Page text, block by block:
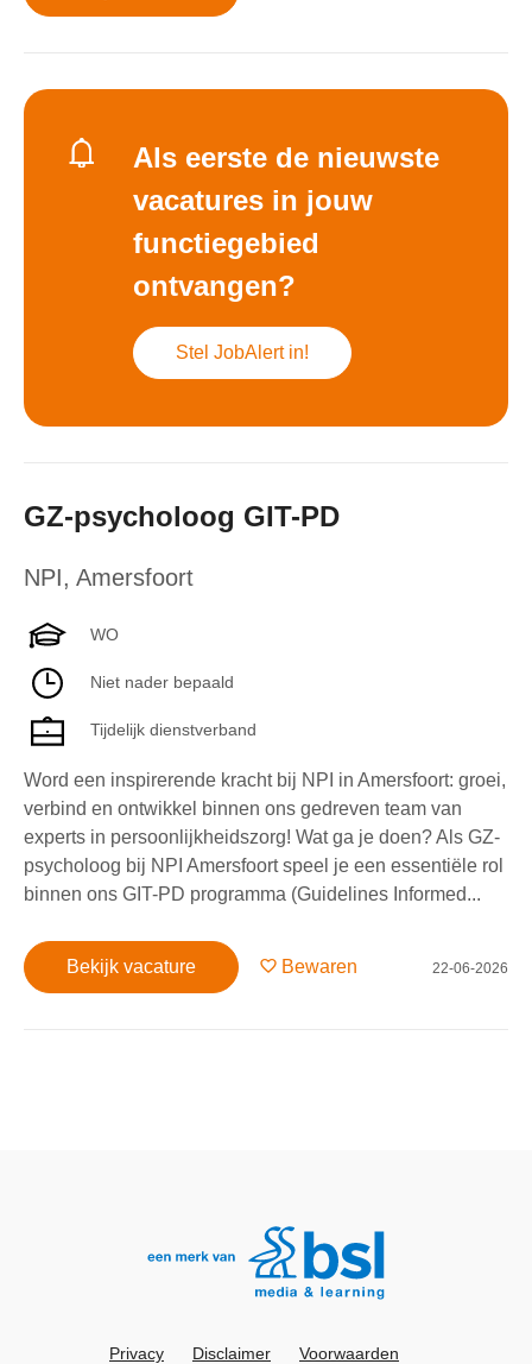
Als eerste de nieuwste
vacatures in jouw
functiegebied
ontvangen?
Stel JobAlert in!
GZ-psycholoog GIT-PD
NPI, Amersfoort
WO
Niet nader bepaald
Tijdelijk dienstverband
Word een inspirerende kracht bij NPI in Amersfoort: groei,
verbind en ontwikkel binnen ons gedreven team van
experts in persoonlijkheidszorg! Wat ga je doen? Als GZ-
psycholoog bij NPI Amersfoort speel je een essentiële rol
binnen ons GIT-PD programma (Guidelines Informed...
Bekijk vacature Bewaren 22-06-2026
Privacy Disclaimer Voorwaarden